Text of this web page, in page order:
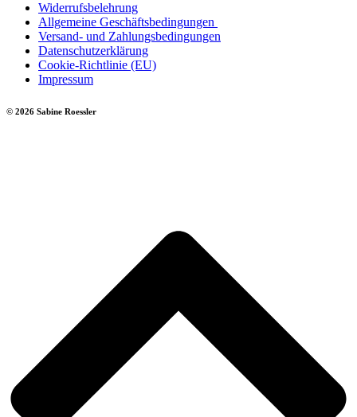
Widerrufsbelehrung
Allgemeine Geschäftsbedingungen
Versand- und Zahlungsbedingungen
Datenschutzerklärung
Cookie-Richtlinie (EU)
Impressum
© 2026 Sabine Roessler